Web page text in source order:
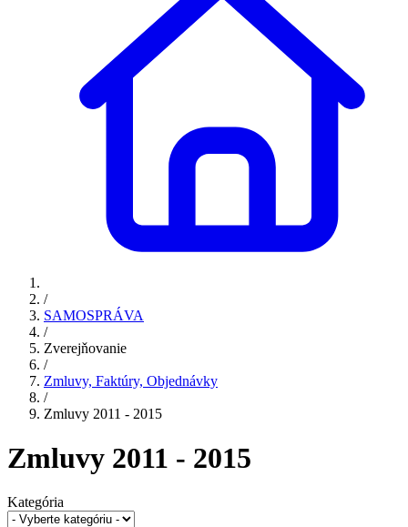
/
SAMOSPRÁVA
/
Zverejňovanie
/
Zmluvy, Faktúry, Objednávky
/
Zmluvy 2011 - 2015
Zmluvy 2011 - 2015
Kategória